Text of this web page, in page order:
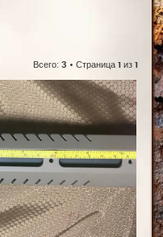
Всего: 3 • Страница 1 из 1